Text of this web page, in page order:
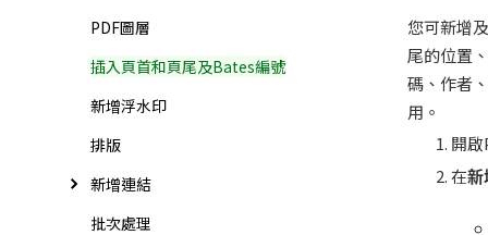
PDF圖層
插入頁首和頁尾及Bates編號
新增浮水印
排版
新增連結
批次處理
您可新增
尾的位置
碼、作者
用。
開
在新